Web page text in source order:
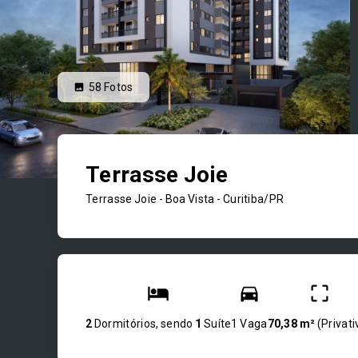
58 Fotos
Terrasse Joie
Terrasse Joie - Boa Vista - Curitiba/PR
2 Dormitórios, sendo 1 Suíte1 Vaga70,38 m²(